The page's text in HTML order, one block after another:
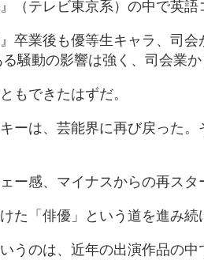
』（テレビ東京系）の中で英
』卒業後も優等生キャラ、司
騒動の影響は強く、司会業か
もできたはずだ。
ーは、芸能界に再び戻った
ー感、マイナスからの再スタ
た「俳優」という道を進み続
うのは、近年の出演作品の中